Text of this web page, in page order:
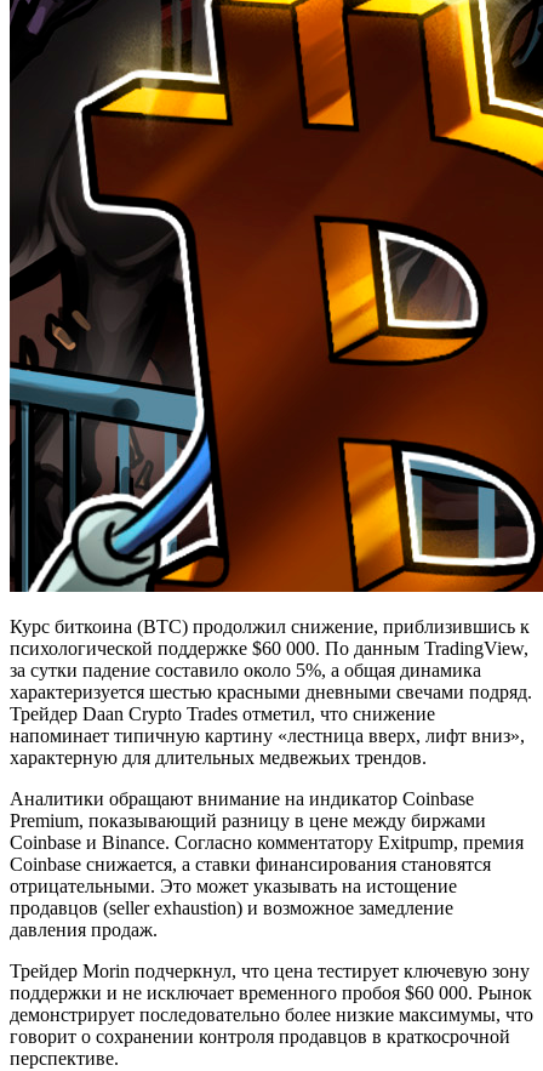
Курс биткоина (BTC) продолжил снижение, приблизившись к
психологической поддержке $60 000. По данным TradingView,
за сутки падение составило около 5%, а общая динамика
характеризуется шестью красными дневными свечами подряд.
Трейдер Daan Crypto Trades отметил, что снижение
напоминает типичную картину «лестница вверх, лифт вниз»,
характерную для длительных медвежьих трендов.
Аналитики обращают внимание на индикатор Coinbase
Premium, показывающий разницу в цене между биржами
Coinbase и Binance. Согласно комментатору Exitpump, премия
Coinbase снижается, а ставки финансирования становятся
отрицательными. Это может указывать на истощение
продавцов (seller exhaustion) и возможное замедление
давления продаж.
Трейдер Morin подчеркнул, что цена тестирует ключевую зону
поддержки и не исключает временного пробоя $60 000. Рынок
демонстрирует последовательно более низкие максимумы, что
говорит о сохранении контроля продавцов в краткосрочной
перспективе.